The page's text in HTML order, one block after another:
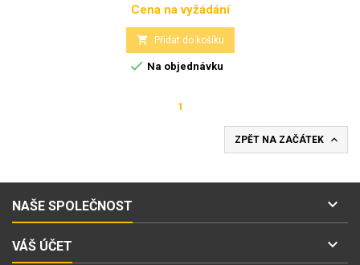
Cena
Cena na vyžádání
 Přidat do košíku
 Na objednávku
1
ZPĚT NA ZAČÁTEK 
NAŠE SPOLEČNOST 
VÁŠ ÚČET 